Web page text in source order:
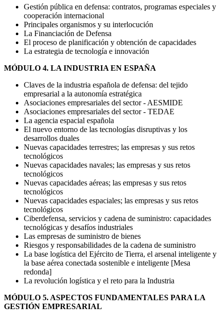
Gestión pública en defensa: contratos, programas especiales y
cooperación internacional
Principales organismos y su interlocución
La Financiación de Defensa
El proceso de planificación y obtención de capacidades
La estrategia de tecnología e innovación
MÓDULO 4. LA INDUSTRIA EN ESPAÑA
Claves de la industria española de defensa: del tejido
empresarial a la autonomía estratégica
Asociaciones empresariales del sector - AESMIDE
Asociaciones empresariales del sector - TEDAE
La agencia espacial española
El nuevo entorno de las tecnologías disruptivas y los
desarrollos duales
Nuevas capacidades terrestres; las empresas y sus retos
tecnológicos
Nuevas capacidades navales; las empresas y sus retos
tecnológicos
Nuevas capacidades aéreas; las empresas y sus retos
tecnológicos
Nuevas capacidades espaciales; las empresas y sus retos
tecnológicos
Ciberdefensa, servicios y cadena de suministro: capacidades
tecnológicas y desafíos industriales
Las empresas de suministro de bienes
Riesgos y responsabilidades de la cadena de suministro
La base logística del Ejército de Tierra, el arsenal inteligente y
la base aérea conectada sostenible e inteligente [Mesa
redonda]
La revolución logística y el reto para la Industria
MÓDULO 5. ASPECTOS FUNDAMENTALES PARA LA
GESTIÓN EMPRESARIAL